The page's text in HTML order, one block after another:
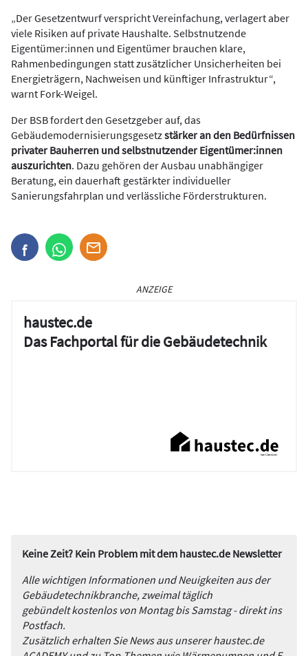
„Der Gesetzentwurf verspricht Vereinfachung, verlagert aber
viele Risiken auf private Haushalte. Selbstnutzende
Eigentümer:innen und Eigentümer brauchen klare,
Rahmenbedingungen statt zusätzlicher Unsicherheiten bei
Energieträgern, Nachweisen und künftiger Infrastruktur“,
warnt Fork-Weigel.
Der BSB fordert den Gesetzgeber auf, das
Gebäudemodernisierungsgesetzstärker an den Bedürfnissen
privater Bauherren und selbstnutzender Eigentümer:innen
auszurichten. Dazu gehören der Ausbau unabhängiger
Beratung, ein dauerhaft gestärkter individueller
Sanierungsfahrplan und verlässliche Förderstrukturen.
ANZEIGE
haustec.de
Das Fachportal für die Gebäudetechnik
Keine Zeit? Kein Problem mit dem haustec.de Newsletter
Alle wichtigen Informationen und Neuigkeiten aus der
Gebäudetechnikbranche, zweimal täglich
gebündelt kostenlos von Montag bis Samstag - direkt ins
Postfach.
Zusätzlich erhalten Sie News aus unserer haustec.de